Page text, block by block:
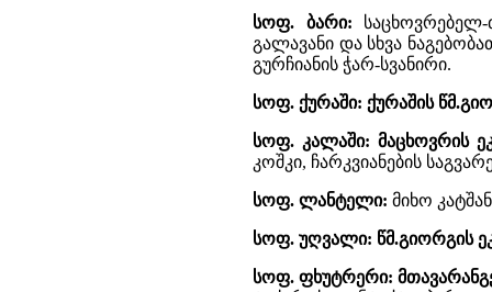
სოფ. ბარი:
გალავანი და სხვა
გურჩიანის ჭარ-სვანირი.
სოფ. ქურაში: ქურაშის
სოფ. კალაში: მაცხოვრის
კოშკი, ჩარკვიანების
სოფ. ლანტელი: მიხო
სოფ. უღვალი: წმ.გიორგის
სოფ. ფხუტრერი: